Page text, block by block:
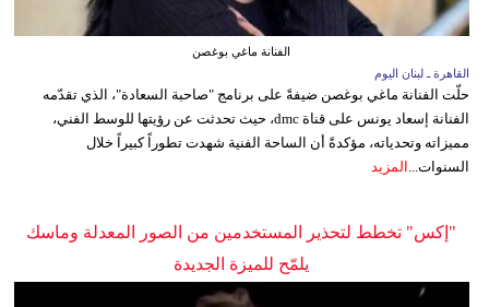
الفنانة ماغي بوغصن
القاهرة ـ لبنان اليوم
حلّت الفنانة ماغي بوغصن ضيفةً على برنامج "صاحبة السعادة"، الذي تقدّمه
الفنانة إسعاد يونس على قناة dmc، حيث تحدثت عن رؤيتها للوسط الفني،
مميزاته وتحدياته، مؤكدةً أن الساحة الفنية شهدت تطوراً كبيراً خلال
السنوات... المزيد
"إكس" تخطط لتحذير المستخدمين من الصور المعدلة وماسك
يلمّح للميزة الجديدة